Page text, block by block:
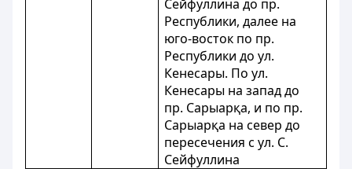
Сейфуллина до пр.
Республики, далее на
юго-восток по пр.
Республики до ул.
Кенесары. По ул.
Кенесары на запад до
пр. Сарыарқа, и по пр.
Сарыарқа на север до
пересечения с ул. С.
Сейфуллина